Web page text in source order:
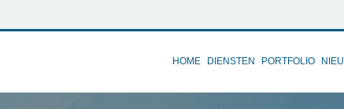
HOME DIENSTEN PORTFOLIO